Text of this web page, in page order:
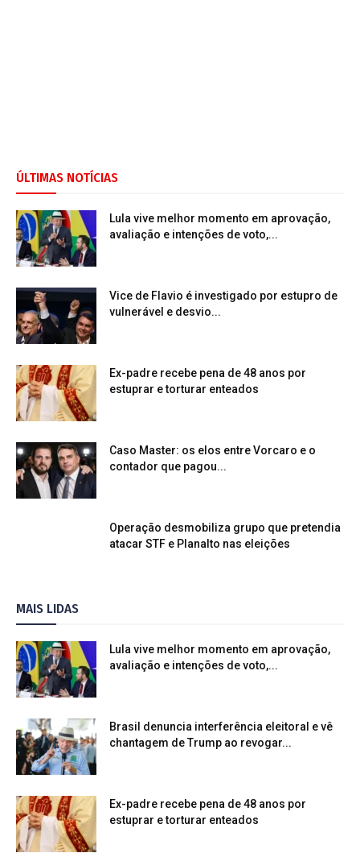
ÚLTIMAS NOTÍCIAS
Lula vive melhor momento em aprovação,
avaliação e intenções de voto,...
Vice de Flavio é investigado por estupro de
vulnerável e desvio...
Ex-padre recebe pena de 48 anos por
estuprar e torturar enteados
Caso Master: os elos entre Vorcaro e o
contador que pagou...
Operação desmobiliza grupo que pretendia
atacar STF e Planalto nas eleições
MAIS LIDAS
Lula vive melhor momento em aprovação,
avaliação e intenções de voto,...
Brasil denuncia interferência eleitoral e vê
chantagem de Trump ao revogar...
Ex-padre recebe pena de 48 anos por
estuprar e torturar enteados